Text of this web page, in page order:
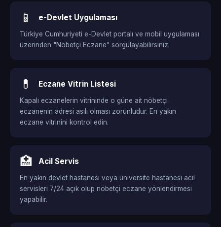
📱 e-Devlet Uygulaması
Türkiye Cumhuriyeti e-Devlet portalı ve mobil uygulaması
üzerinden "Nöbetçi Eczane" sorgulayabilirsiniz.
💊 Eczane Vitrin Listesi
Kapalı eczanelerin vitrininde o güne ait nöbetçi
eczanenin adresi asılı olması zorunludur. En yakın
eczane vitrinini kontrol edin.
🏥 Acil Servis
En yakın devlet hastanesi veya üniversite hastanesi acil
servisleri 7/24 açık olup nöbetçi eczane yönlendirmesi
yapabilir.